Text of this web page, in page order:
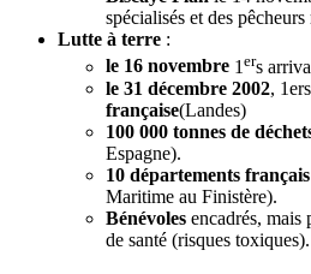
spécialisés et des
Lutte à terre :
le 16 novembre 1 ers
le 31 décembre 2002,
française(Landes)
100 000 tonnes de
Espagne).
10 départements français
Maritime au Finistère).
Bénévoles encadrés, mais
de santé (risques toxiques).